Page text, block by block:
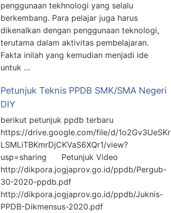
penggunaan tekhnologi yang selalu
berkembang. Para pelajar juga harus
dikenalkan dengan penggunaan teknologi,
terutama dalam aktivitas pembelajaran.
Fakta inilah yang kemudian menjadi ide
untuk …
Petunjuk Teknis PPDB SMK/SMA Negeri
DIY
berikut petunjuk ppdb terbaru
https://drive.google.com/file/d/1o2Gv3UeSKr
LSMLiTBKmrDjCKVaS6XQr1/view?
usp=sharing Petunjuk Video
http://dikpora.jogjaprov.go.id/ppdb/Pergub-
30-2020-ppdb.pdf
http://dikpora.jogjaprov.go.id/ppdb/Juknis-
PPDB-Dikmensus-2020.pdf